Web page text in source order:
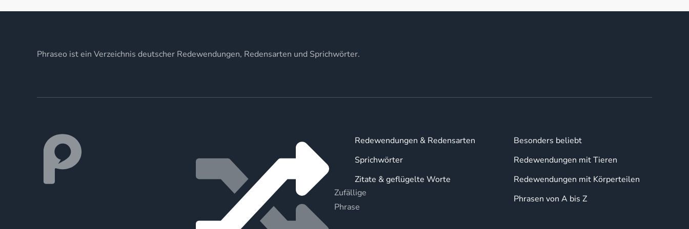
Phraseo ist ein Verzeichnis deutscher Redewendungen, Redensarten und Sprichwörter.
Zufällige
Phrase
Redewendungen & Redensarten
Sprichwörter
Zitate & geflügelte Worte
Besonders beliebt
Redewendungen mit Tieren
Redewendungen mit Körperteilen
Phrasen von A bis Z